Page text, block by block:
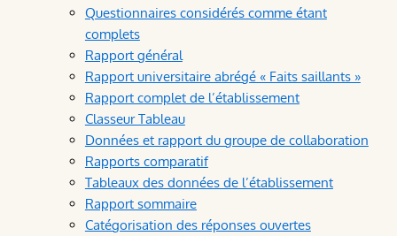
Questionnaires considérés comme étant
complets
Rapport général
Rapport universitaire abrégé « Faits saillants »
Rapport complet de l’établissement
Classeur Tableau
Données et rapport du groupe de collaboration
Rapports comparatif
Tableaux des données de l’établissement
Rapport sommaire
Catégorisation des réponses ouvertes